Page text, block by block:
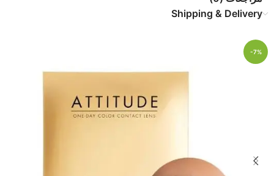
Shipping & Delivery
-7%